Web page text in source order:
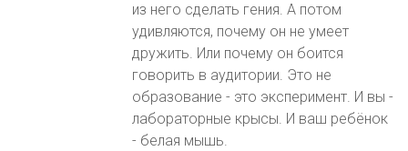
из него сделать гения. А потом
удивляются, почему он не умеет
дружить. Или почему он боится
говорить в аудитории. Это не
образование - это эксперимент. И вы -
лабораторные крысы. И ваш ребёнок
- белая мышь.